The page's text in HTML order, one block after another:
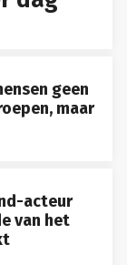
geen
maar
acteur
van het